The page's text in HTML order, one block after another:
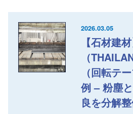
2026.03.05
【石材建材
（
（回転テ
例 – 粉塵
良を分解